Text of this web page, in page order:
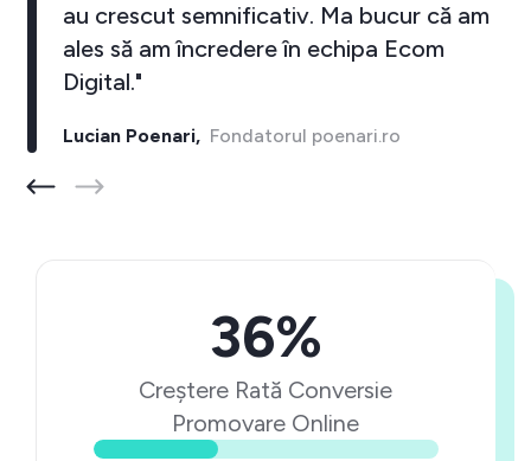
au crescut semnificativ. Ma bucur că am
ales să am încredere în echipa Ecom
Digital."
Lucian Poenari,Fondatorul poenari.ro
36%
Creștere Rată Conversie
Promovare Online